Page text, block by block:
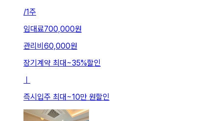
/1주
임대료700,000원
관리비 60,000원
장기계약 최대~35%할인
ㅣ
즉시입주 최대~10만 원할인